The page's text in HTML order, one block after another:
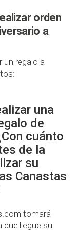
orden
a
un regalo a
una
de
cuánto
de la
su
Canastas
tomará
que llegue su